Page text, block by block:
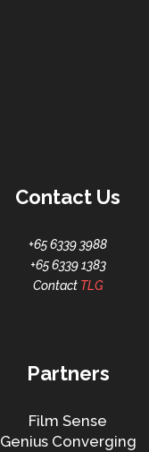
Contact Us
+65 6339 3988
+65 6339 1383
Contact TLG
Partners
Film Sense
Genius Converging